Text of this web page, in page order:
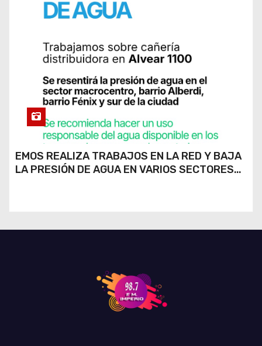
EMOS REALIZA TRABAJOS EN LA RED Y BAJA
LA PRESIÓN DE AGUA EN VARIOS SECTORES